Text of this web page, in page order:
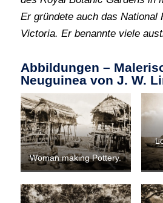
Er gründete auch das National
Victoria. Er benannte viele
Abbildungen –
Neuguinea von J. W.
Woman making Pottery.